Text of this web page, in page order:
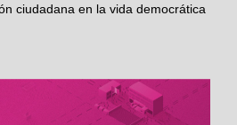
ciudadana en la vida democrática